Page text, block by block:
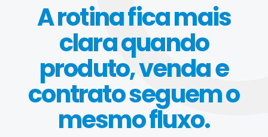
A rotina fica mais
clara quando
produto, venda e
contrato seguem o
mesmo fluxo.